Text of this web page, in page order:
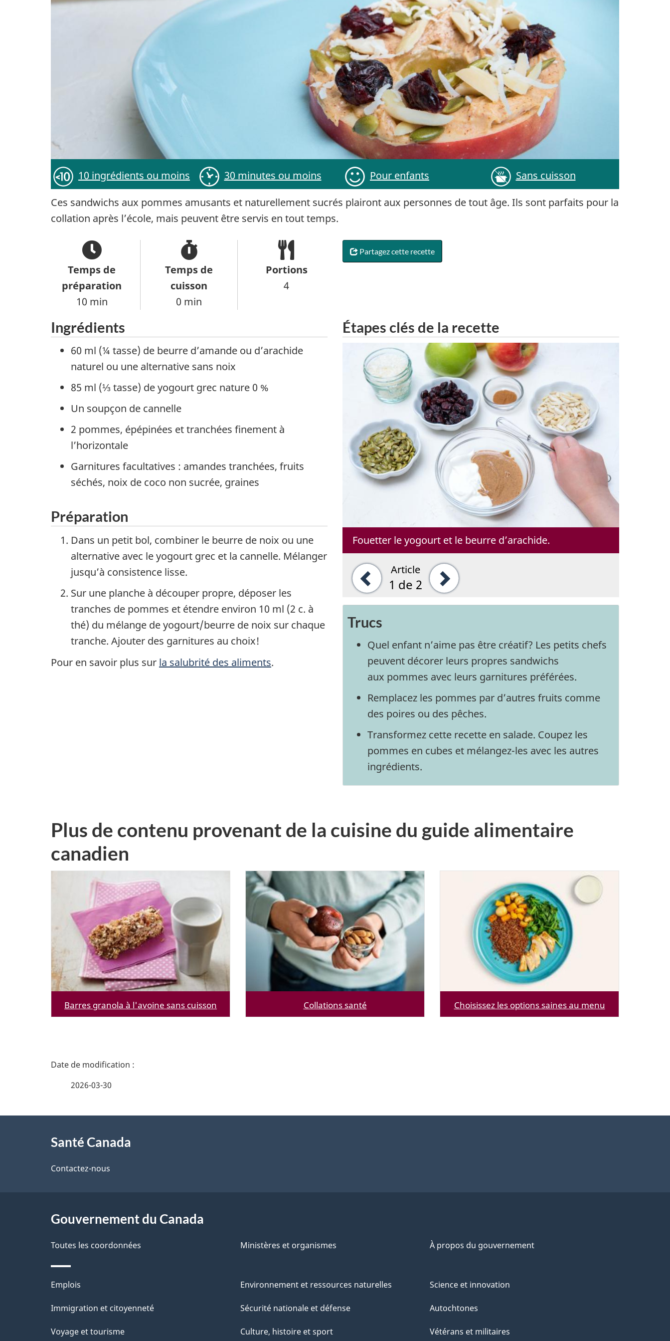
10 ingrédients ou moins 30 minutes ou moins Pour enfants Sans cuisson
Ces sandwichs aux pommes amusants et naturellement sucrés plairont aux personnes de tout âge. Ils sont parfaits pour la
collation après l’école, mais peuvent être servis en tout temps.
Temps de
préparation
10 min
Temps de
cuisson
0 min
Portions
4
Partagez cette recette
Ingrédients
60 ml (¼ tasse) de beurre d’amande ou d’arachide
naturel ou une alternative sans noix
85 ml (⅓ tasse) de yogourt grec nature 0 %
Un soupçon de cannelle
2 pommes, épépinées et tranchées finement à
l’horizontale
Garnitures facultatives : amandes tranchées, fruits
séchés, noix de coco non sucrée, graines
Préparation
Dans un petit bol, combiner le beurre de noix ou une
alternative avec le yogourt grec et la cannelle. Mélanger
jusqu’à consistence lisse.
Sur une planche à découper propre, déposer les
tranches de pommes et étendre environ 10 ml (2 c. à
thé) du mélange de yogourt/beurre de noix sur chaque
tranche. Ajouter des garnitures au choix!
Pour en savoir plus sur la salubrité des aliments.
Étapes clés de la recette
Précédent
Article
1 de 2
Suivant
Fouetter le yogourt et le beurre d’arachide.
Trucs
Quel enfant n’aime pas être créatif? Les petits chefs
peuvent décorer leurs propres sandwichs
aux pommes avec leurs garnitures préférées.
Remplacez les pommes par d’autres fruits comme
des poires ou des pêches.
Transformez cette recette en salade. Coupez les
pommes en cubes et mélangez-les avec les autres
ingrédients.
Plus de contenu provenant de la cuisine du guide alimentaire
canadien
Barres granola à l'avoine sans cuisson Collations santé Choisissez les options saines au menu
D
t
a
d
e
l
2026-03-30
proposSanté Canada
Contactez-nous
Gouvernement du Canada
Toutes les coordonnées Ministères et organismes À propos du gouvernement
Thèmes
et
Emplois
Immigration et citoyenneté
Voyage et tourisme
Environnement et ressources naturelles
Sécurité nationale et défense
Culture, histoire et sport
Science et innovation
Autochtones
Vétérans et militaires